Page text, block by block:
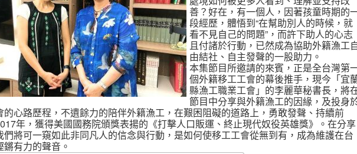
善？好在，有一個人，因著孩童時期的
段經歷，體悟到“在幫助別人的時候，就
看不見自己的問題”，而許下助人的心志
且付諸於行動，已然成為協助外籍漁工
由結社、自主發聲的一股助力。
本集節目所邀請的來賓，正是全台灣第
個外籍移工工會的幕後推手，現今「宜
縣漁工職業工會」的李麗華秘書長，將
節目中分享與外籍漁工的因緣，及投身
的心路歷程，不遺餘力的陪伴外籍漁工，在艱困阻礙的道路上，勇敢發聲、持續前
年，獲得美國國務院頒獎表揚的《打擊人口販運、終止現代奴役英雄獎》。在分享
們將可一窺如此非同凡人的信念與行動，是如何使移工工會從無到有，成為維護在台
有力的聲音。